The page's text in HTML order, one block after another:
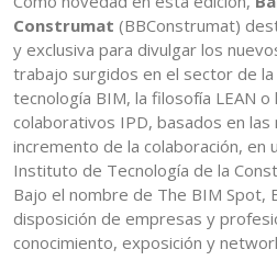
Construmat (BBConstrumat)
y exclusiva para divulgar los
trabajo surgidos en el sector de la
tecnología BIM, la filosofía LEAN
colaborativos IPD, basados en
incremento de la colaboración, en
Instituto de Tecnología de la
Bajo el nombre de The BIM Spot,
disposición de empresas y
conocimiento, exposición y